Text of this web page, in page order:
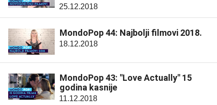
25.12.2018
MondoPop 44: Najbolji filmovi 2018.
18.12.2018
MondoPop 43: "Love Actually" 15
godina kasnije
11.12.2018